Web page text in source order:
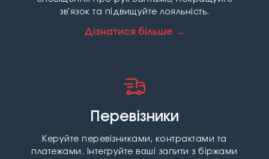
зв'язок та підвищуйте лояльність.
Дізнатися більше →
Перевізники
Керуйте перевізниками, контрактами та
платежами. Інтегруйте ваші запити з біржами